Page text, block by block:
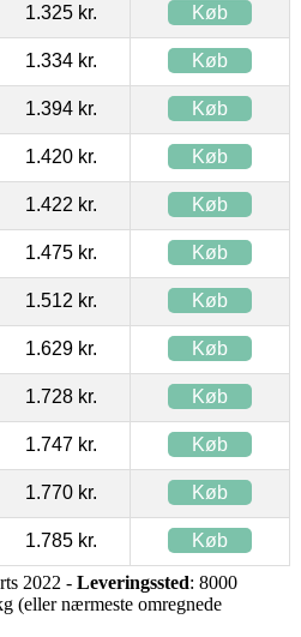
1.325 kr. Køb
1.334 kr. Køb
1.394 kr. Køb
1.420 kr. Køb
1.422 kr. Køb
1.475 kr. Køb
1.512 kr. Køb
1.629 kr. Køb
1.728 kr. Køb
1.747 kr. Køb
1.770 kr. Køb
1.785 kr. Køb
2022 - Leveringssted: 8000
(eller nærmeste omregnede